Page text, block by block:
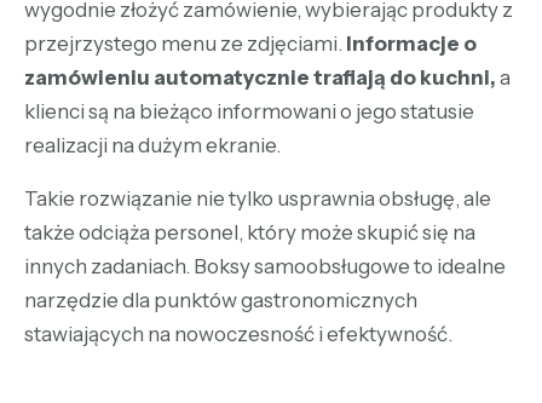
wygodnie złożyć zamówienie, wybierając produkty z
przejrzystego menu ze zdjęciami. Informacje o
zamówieniu automatycznie trafiają do kuchni, a
klienci są na bieżąco informowani o jego statusie
realizacji na dużym ekranie.
Takie rozwiązanie nie tylko usprawnia obsługę, ale
także odciąża personel, który może skupić się na
innych zadaniach. Boksy samoobsługowe to idealne
narzędzie dla punktów gastronomicznych
stawiających na nowoczesność i efektywność.